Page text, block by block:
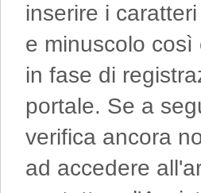
inserire i
e minuscolo così
in fase di
portale. Se a
verifica ancora
ad accedere